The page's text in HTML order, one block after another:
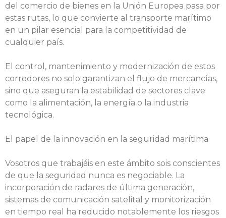
del comercio de bienes en la Unión Europea pasa por
estas rutas, lo que convierte al transporte marítimo
en un pilar esencial para la competitividad de
cualquier país.
El control, mantenimiento y modernización de estos
corredores no solo garantizan el flujo de mercancías,
sino que aseguran la estabilidad de sectores clave
como la alimentación, la energía o la industria
tecnológica.
El papel de la innovación en la seguridad marítima
Vosotros que trabajáis en este ámbito sois conscientes
de que la seguridad nunca es negociable. La
incorporación de radares de última generación,
sistemas de comunicación satelital y monitorización
en tiempo real ha reducido notablemente los riesgos